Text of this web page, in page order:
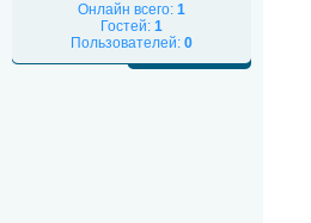
Онлайн всего: 1
Гостей: 1
Пользователей: 0